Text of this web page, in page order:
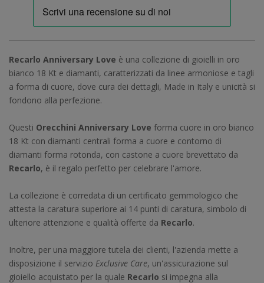
Recarlo Anniversary Love è una collezione di gioielli in oro
bianco 18 Kt e diamanti, caratterizzati da linee armoniose e tagli
a forma di cuore, dove cura dei dettagli, Made in Italy e unicità si
fondono alla perfezione.
Questi Orecchini Anniversary Love forma cuore in oro bianco
18 Kt con diamanti centrali forma a cuore e contorno di
diamanti forma rotonda, con castone a cuore brevettato da
Recarlo, è il regalo perfetto per celebrare l'amore.
La collezione è corredata di un certificato gemmologico che
attesta la caratura superiore ai 14 punti di caratura, simbolo di
ulteriore attenzione e qualità offerte da Recarlo.
Inoltre, per una maggiore tutela dei clienti, l'azienda mette a
disposizione il servizio Exclusive Care, un'assicurazione sul
gioiello acquistato per la quale Recarlo si impegna alla